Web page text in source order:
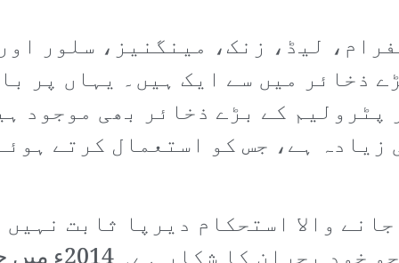
لیڈ، زنک، مینگنیز، سلور
ذخائر میں سے ایک ہیں۔ یہاں پر
کے بڑے ذخائر بھی موجود
ہے، جس کو استعمال کرتے
والا استحکام دیرپا ثابت